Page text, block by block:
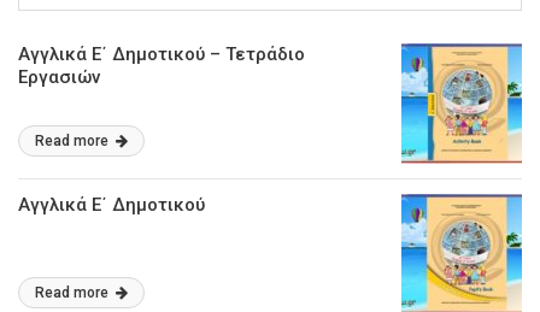
Αγγλικά Ε΄ Δημοτικού – Τετράδιο
Εργασιών
Read more
Αγγλικά Ε΄ Δημοτικού
Read more